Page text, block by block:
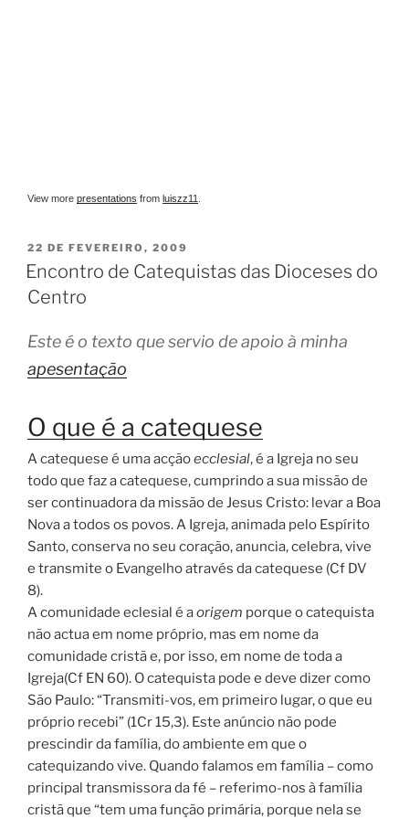
View more presentations from luiszz11
PUBLICADO
EM
22 DE FEVEREIRO, 2009
Encontro de Catequistas das Dioceses do
Centro
Este é o texto que servio de apoio à minha
apesentação
O que é a catequese
A catequese é uma acçãoecclesial, é a Igreja no seu
todo que faz a catequese, cumprindo a sua missão de
ser continuadora da missão de Jesus Cristo: levar a Boa
Nova a todos os povos. A Igreja, animada pelo Espírito
Santo, conserva no seu coração, anuncia, celebra, vive
e transmite o Evangelho através da catequese (Cf DV
8).
A comunidade eclesial é aorigem porque o catequista
não actua em nome próprio, mas em nome da
comunidade cristã e, por isso, em nome de toda a
Igreja(Cf EN 60). O catequista pode e deve dizer como
São Paulo: “Transmiti-vos, em primeiro lugar, o que eu
próprio recebi” (1Cr 15,3). Este anúncio não pode
prescindir da família, do ambiente em que o
catequizando vive. Quando falamos em família – como
principal transmissora da fé – referimo-nos à família
cristã que “tem uma função primária, porque nela se